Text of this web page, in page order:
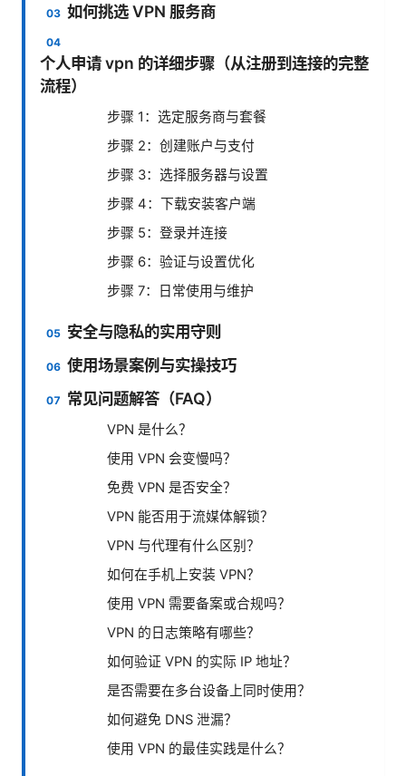
如何挑选 VPN 服务商
个人申请 vpn 的详细步骤（从注册到连接的完整
流程）
步骤 1：选定服务商与套餐
步骤 2：创建账户与支付
步骤 3：选择服务器与设置
步骤 4：下载安装客户端
步骤 5：登录并连接
步骤 6：验证与设置优化
步骤 7：日常使用与维护
安全与隐私的实用守则
使用场景案例与实操技巧
常见问题解答（FAQ）
VPN 是什么？
使用 VPN 会变慢吗？
免费 VPN 是否安全？
VPN 能否用于流媒体解锁？
VPN 与代理有什么区别？
如何在手机上安装 VPN？
使用 VPN 需要备案或合规吗？
VPN 的日志策略有哪些？
如何验证 VPN 的实际 IP 地址？
是否需要在多台设备上同时使用？
如何避免 DNS 泄漏？
使用 VPN 的最佳实践是什么？